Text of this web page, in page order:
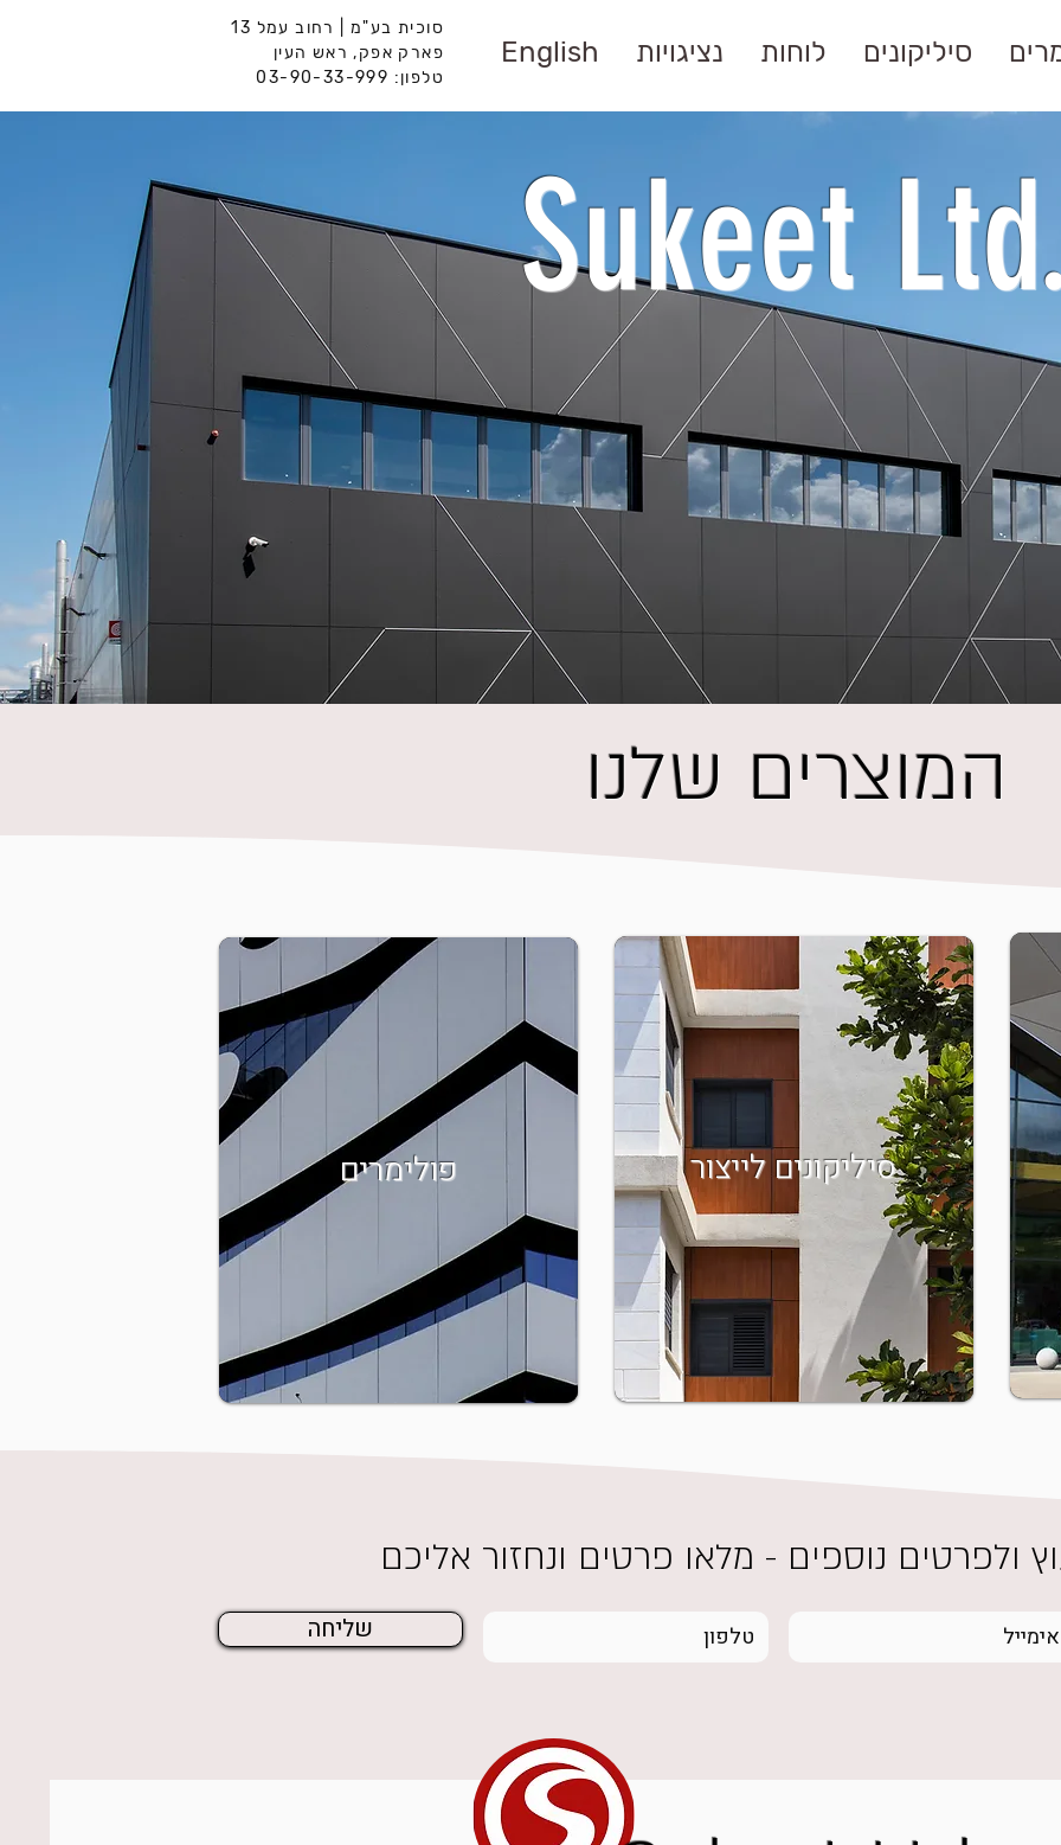
סוכית בע"מ | רחוב עמל 13
פארק אפק, ראש העין
טלפון: 03-90-33-999
סיליקונים לוחות נציגויות English
Sukeet
המוצרים שלנו
פולימרים סיליקונים לייצור
שליחה
ולפרטים נוספים - מלאו פרטים ונחזור אליכם